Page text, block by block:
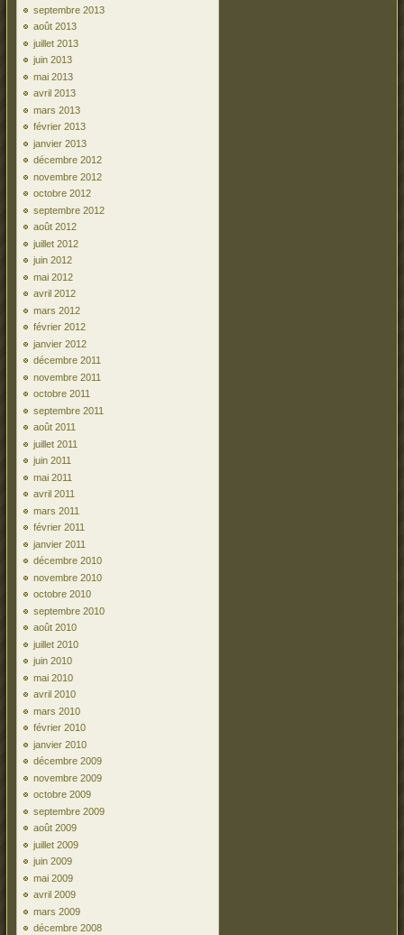
septembre 2013
août 2013
juillet 2013
juin 2013
mai 2013
avril 2013
mars 2013
février 2013
janvier 2013
décembre 2012
novembre 2012
octobre 2012
septembre 2012
août 2012
juillet 2012
juin 2012
mai 2012
avril 2012
mars 2012
février 2012
janvier 2012
décembre 2011
novembre 2011
octobre 2011
septembre 2011
août 2011
juillet 2011
juin 2011
mai 2011
avril 2011
mars 2011
février 2011
janvier 2011
décembre 2010
novembre 2010
octobre 2010
septembre 2010
août 2010
juillet 2010
juin 2010
mai 2010
avril 2010
mars 2010
février 2010
janvier 2010
décembre 2009
novembre 2009
octobre 2009
septembre 2009
août 2009
juillet 2009
juin 2009
mai 2009
avril 2009
mars 2009
décembre 2008